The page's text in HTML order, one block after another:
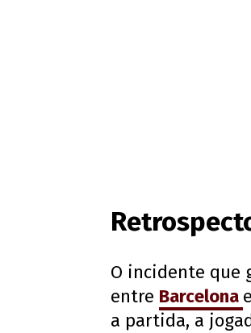
O incidente que
entre Barcelona
a partida, a